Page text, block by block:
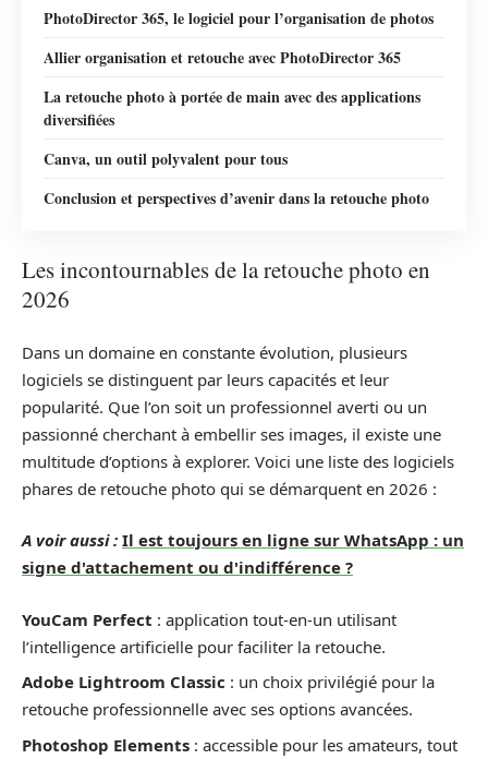
PhotoDirector 365, le logiciel pour l’organisation de photos
Allier organisation et retouche avec PhotoDirector 365
La retouche photo à portée de main avec des applications
diversifiées
Canva, un outil polyvalent pour tous
Conclusion et perspectives d’avenir dans la retouche photo
Les incontournables de la retouche photo en
2026
Dans un domaine en constante évolution, plusieurs
logiciels se distinguent par leurs capacités et leur
popularité. Que l’on soit un professionnel averti ou un
passionné cherchant à embellir ses images, il existe une
multitude d’options à explorer. Voici une liste des logiciels
phares de retouche photo qui se démarquent en 2026 :
A voir aussi : Il est toujours en ligne sur WhatsApp : un
signe d'attachement ou d'indifférence ?
YouCam Perfect : application tout-en-un utilisant
l’intelligence artificielle pour faciliter la retouche.
Adobe Lightroom Classic : un choix privilégié pour la
retouche professionnelle avec ses options avancées.
Photoshop Elements : accessible pour les amateurs, tout